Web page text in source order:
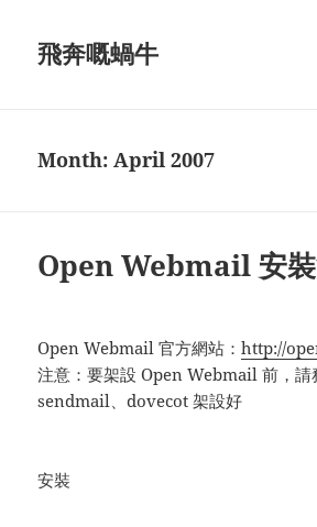
飛奔嘅蝸牛
Month:April 2007
Open Webmail 安
Open Webmail 官方網站：http://
注意：要架設 Open Webmail 前，請
sendmail、dovecot 架設好
安裝